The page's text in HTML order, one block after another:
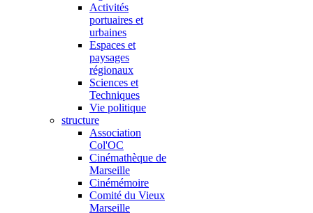
Activités
portuaires et
urbaines
Espaces et
paysages
régionaux
Sciences et
Techniques
Vie politique
structure
Association
Col'OC
Cinémathèque de
Marseille
Cinémémoire
Comité du Vieux
Marseille